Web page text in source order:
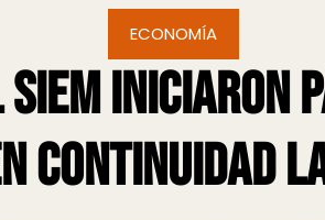
ECONOMÍA
iniciaron
continuidad